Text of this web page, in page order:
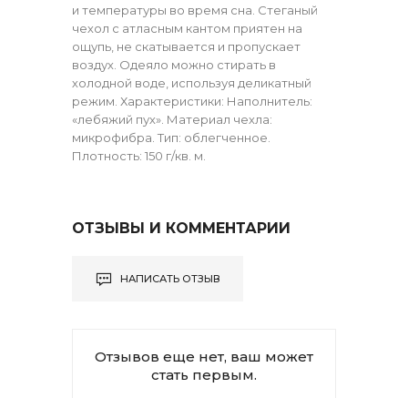
и температуры во время сна. Стеганый
чехол с атласным кантом приятен на
ощупь, не скатывается и пропускает
воздух. Одеяло можно стирать в
холодной воде, используя деликатный
режим. Характеристики: Наполнитель:
«лебяжий пух». Материал чехла:
микрофибра. Тип: облегченное.
Плотность: 150 г/кв. м.
ОТЗЫВЫ И КОММЕНТАРИИ
НАПИСАТЬ ОТЗЫВ
Отзывов еще нет, ваш может
стать первым.